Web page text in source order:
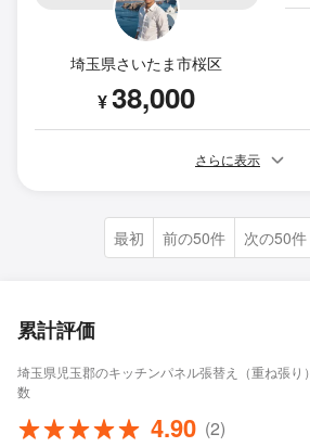
埼玉県さいたま市桜区
¥38,000
さらに表示
最初 前の50件 次の50件
累計評価
埼玉県児玉郡のキッチンパネル張替え（重ね張り
数
4.90 (2)